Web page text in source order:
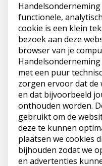
functionele,
cookie is een klein
bezoek aan deze
browser van je
met een puur
zorgen ervoor dat
en dat bijvoorbeeld
onthouden worden.
gebruikt om de
deze te kunnen
plaatsen we cookies
bijhouden zodat we
en advertenties